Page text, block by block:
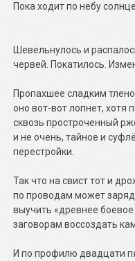
Пока ходит по небу
Шевельнулось и
червей. Покатилось.
Пропахшее сладким
оно вот-вот лопнет, хотя
сквозь простроченный
и не очень, тайное и
перестройки.
Так что на свист тот и
по проводам может
выучить «древнее
заговорам воссоздать
И по профилю двадцати